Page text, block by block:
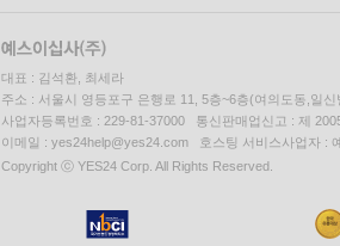
대표 : 김석환, 최세라
주소 : 서울시 영등포구 은행로 11, 5층~6층(여의도동,일신
사업자등록번호 : 229-81-37000 통신판매업신고 : 제
이메일 : yes24help@yes24.com 호스팅 서비스사업자 :
Copyright ⓒ YES24 Corp. All Rights Reserved.